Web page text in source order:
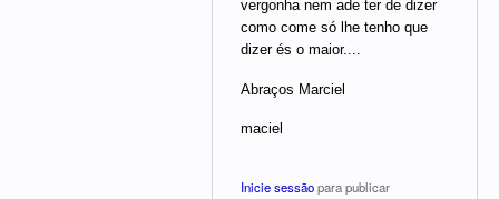
vergonha nem ade ter de dizer
como come só lhe tenho que
dizer és o maior....
Abraços Marciel
maciel
Inicie sessãopara publicar